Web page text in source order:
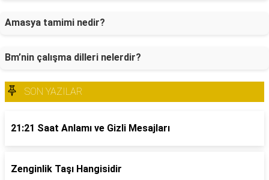
Amasya tamimi nedir?
Bm’nin çalışma dilleri nelerdir?
SON YAZILAR
21:21 Saat Anlamı ve Gizli Mesajları
Zenginlik Taşı Hangisidir